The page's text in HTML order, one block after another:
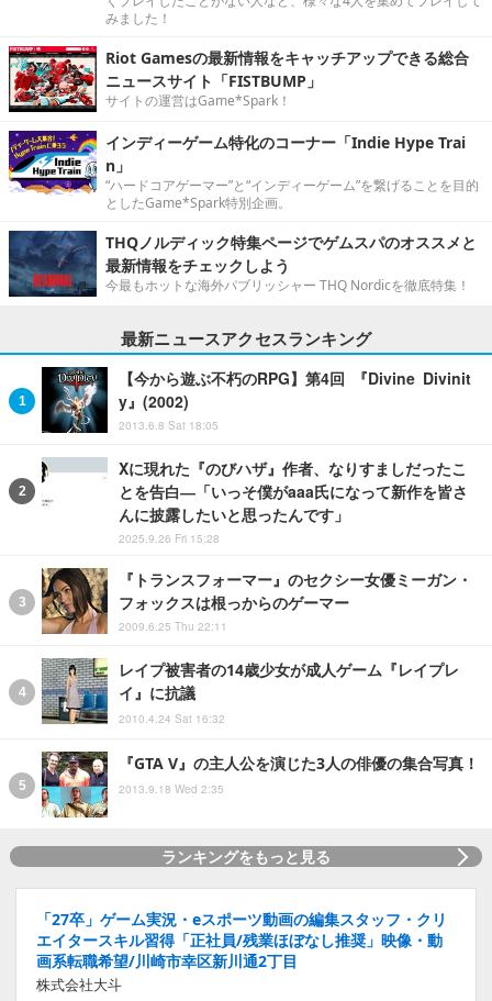
みました！
Riot Gamesの最新情報をキャッチアップできる総合
ニュースサイト「FISTBUMP」
サイトの運営はGame*Spark！
インディーゲーム特化のコーナー「Indie Hype Trai
n」
“ハードコアゲーマー”と“インディーゲーム”を繋げることを目的
としたGame*Spark特別企画。
THQノルディック特集ページでゲムスパのオススメと
最新情報をチェックしよう
今最もホットな海外パブリッシャー THQ Nordicを徹底特集！
最新ニュースアクセスランキング
【今から遊ぶ不朽のRPG】第4回 『Divine Divinit
y』(2002)
2013.6.8 Sat 18:05
Xに現れた『のびハザ』作者、なりすましだったこ
とを告白―「いっそ僕がaaa氏になって新作を皆さ
んに披露したいと思ったんです」
2025.9.26 Fri 15:28
『トランスフォーマー』のセクシー女優ミーガン・
フォックスは根っからのゲーマー
2009.6.25 Thu 22:11
レイプ被害者の14歳少女が成人ゲーム『レイプレ
イ』に抗議
2010.4.24 Sat 16:32
『GTA V』の主人公を演じた3人の俳優の集合写真！
2013.9.18 Wed 2:35
ランキングをもっと見る
「27卒」ゲーム実況・eスポーツ動画の編集スタッフ・クリ
エイタースキル習得「正社員/残業ほぼなし推奨」映像・動
画系転職希望/川崎市幸区新川通2丁目
株式会社大斗